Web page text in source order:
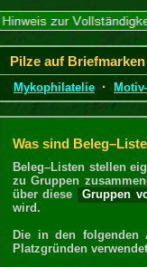
Pilze auf Briefmarken
Mykophilatelie ·
Was sind
Beleg–Listen stellen
zu Gruppen
über diese
Gruppen
wird.
Die in den folgenden
Platzgründen